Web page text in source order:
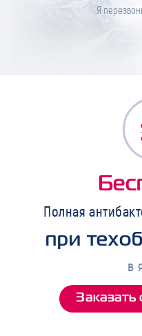
Я
Полная
при
в
Заказать